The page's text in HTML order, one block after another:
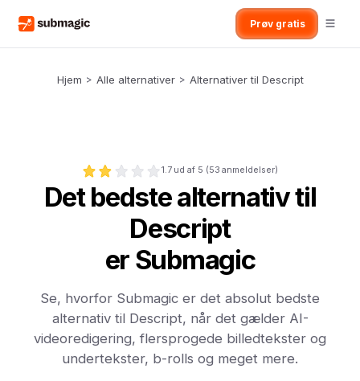
Prøv gratis
Hjem > Alle alternativer > Alternativer til Descript
1.7 ud af 5 (53 anmeldelser)
Det bedste alternativ til
Descript
er Submagic
Se, hvorfor Submagic er det absolut bedste
alternativ til Descript, når det gælder AI-
videoredigering, flersprogede billedtekster og
undertekster, b-rolls og meget mere.